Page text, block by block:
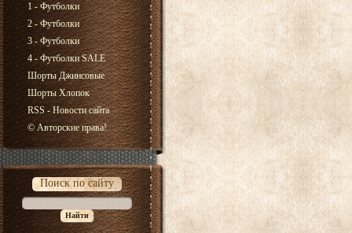
1 - Футболки
2 - Футболки
3 - Футболки
4 - Футболки SALE
Шорты Джинсовые
Шорты Хлопок
RSS - Новости сайта
© Авторские права!
Поиск по сайту